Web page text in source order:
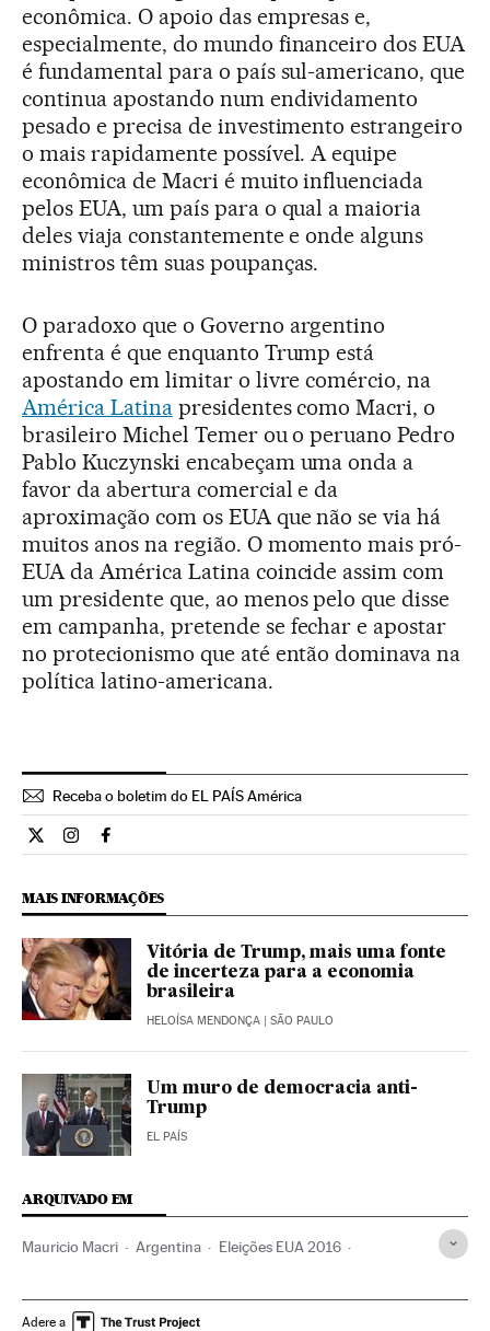
econômica. O apoio das empresas e,
especialmente, do mundo financeiro dos EUA
é fundamental para o país sul-americano, que
continua apostando num endividamento
pesado e precisa de investimento estrangeiro
o mais rapidamente possível. A equipe
econômica de Macri é muito influenciada
pelos EUA, um país para o qual a maioria
deles viaja constantemente e onde alguns
ministros têm suas poupanças.
O paradoxo que o Governo argentino
enfrenta é que enquanto Trump está
apostando em limitar o livre comércio, na
América Latinapresidentes como Macri, o
brasileiro Michel Temer ou o peruano Pedro
Pablo Kuczynski encabeçam uma onda a
favor da abertura comercial e da
aproximação com os EUA que não se via há
muitos anos na região. O momento mais pró-
EUA da América Latina coincide assim com
um presidente que, ao menos pelo que disse
em campanha, pretende se fechar e apostar
no protecionismo que até então dominava na
política latino-americana.
Receba o boletim do EL PAÍS América
Internacional El País Brasil en Twitter
Internacional El País Brasil en Instagram
Internacional El País Brasil en Facebook
MAIS INFORMAÇÕES
Vitória de Trump, mais uma fonte
de incerteza para a economia
brasileira
HELOÍSA MENDONÇA | SÃO PAULO
Um muro de democracia anti-
Trump
EL PAÍS
ARQUIVADO EM
Mauricio Macri Argentina Eleições EUA 2016
Estados Unidos Eleições presidenciais
Adere a